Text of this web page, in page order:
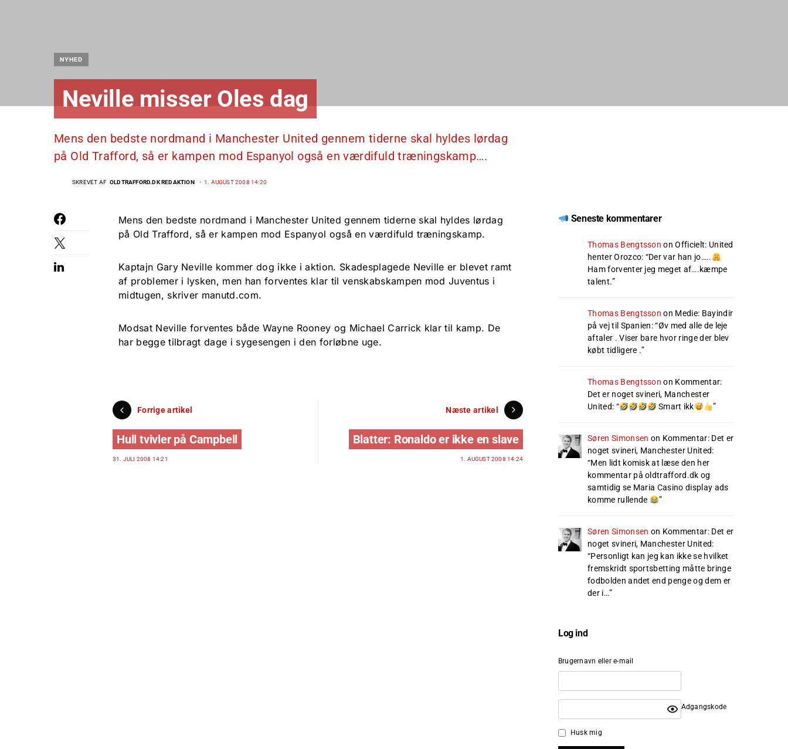
NYHED
Neville misser Oles dag
Mens den bedste nordmand i Manchester United gennem tiderne skal hyldes lørdag
på Old Trafford, så er kampen mod Espanyol også en værdifuld træningskamp….
SKREVET AF OLDTRAFFORD.DK REDAKTION 1. AUGUST 2008 14:20
Mens den bedste nordmand i Manchester United gennem tiderne skal hyldes lørdag
på Old Trafford, så er kampen mod Espanyol også en værdifuld træningskamp.
Kaptajn Gary Neville kommer dog ikke i aktion. Skadesplagede Neville er blevet ramt
af problemer i lysken, men han forventes klar til venskabskampen mod Juventus i
midtugen, skriver manutd.com.
Modsat Neville forventes både Wayne Rooney og Michael Carrick klar til kamp. De
har begge tilbragt dage i sygesengen i den forløbne uge.
Forrige artikel
Hull tvivler på Campbell
31. JULI 2008 14:21
Næste artikel
Blatter: Ronaldo er ikke en slave
1. AUGUST 2008 14:24
Seneste kommentarer
Thomas Bengtsson onOfficielt: United
henter Orozco: “Der var han jo…..
Ham forventer jeg meget af….kæmpe
talent.”
Thomas Bengtsson on Medie: Bayindir
på vej til Spanien: “Øv med alle de leje
aftaler . Viser bare hvor ringe der blev
købt tidligere .”
Thomas Bengtsson on Kommentar:
Det er noget svineri, Manchester
United: “ Smart ikk ”
Søren Simonsen on Kommentar: Det er
noget svineri, Manchester United:
“Men lidt komisk at læse den her
kommentar på oldtrafford.dk og
samtidig se Maria Casino display ads
komme rullende
”
Søren Simonsen on Kommentar: Det er
noget svineri, Manchester United:
“Personligt kan jeg kan ikke se hvilket
fremskridt sportsbetting måtte bringe
fodbolden andet end penge og dem er
der i…”
Log ind
Brugernavn eller e-mail
Adgangskode
Husk mig